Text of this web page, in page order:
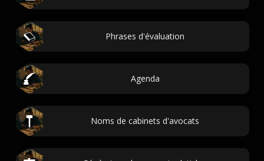
Phrases d'évaluation
Agenda
Noms de cabinets d'avocats